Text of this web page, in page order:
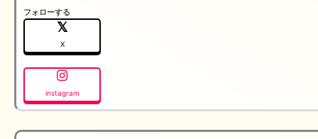
フォローする
X
instagram